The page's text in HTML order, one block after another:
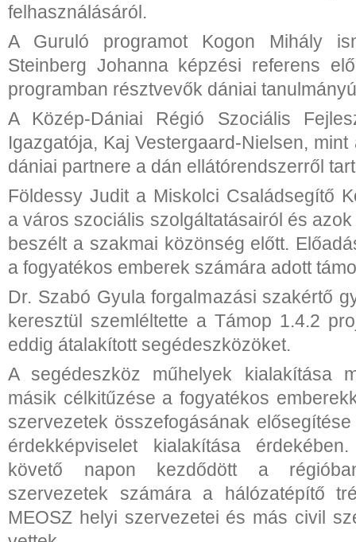
felhasználásáról.
A Guruló programot Kogon Mihály
Steinberg Johanna képzési referens
programban résztvevők dániai
A Közép-Dániai Régió Szociális
Igazgatója, Kaj Vestergaard-Nielsen,
dániai partnere a dán ellátórendszerről
Földessy Judit a Miskolci Családsegítő
a város szociális szolgáltatásairól és
beszélt a szakmai közönség előtt.
a fogyatékos emberek számára adott
Dr. Szabó Gyula forgalmazási szakértő
keresztül szemléltette a Támop 1.4.2
eddig átalakított segédeszközöket.
A segédeszköz műhelyek kialakítása
másik célkitűzése a fogyatékos
szervezetek összefogásának
érdekképviselet kialakítása
követő napon kezdődött a
szervezetek számára a hálózatépítő
MEOSZ helyi szervezetei és más civil